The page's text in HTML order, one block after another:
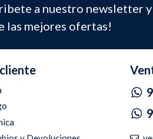
a nuestro newsletter y
las mejores ofertas!